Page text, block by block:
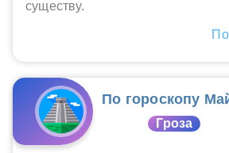
существу.
По гороскопу
Гроза